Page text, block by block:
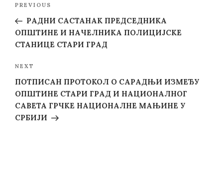
Previous
Post
PREVIOUS
РАДНИ САСТАНАК ПРЕДСЕДНИКА
ОПШТИНЕ И НАЧЕЛНИКА ПОЛИЦИЈСКЕ
СТАНИЦЕ СТАРИ ГРАД
Next
Post
NEXT
ПОТПИСАН ПРОТОКОЛ О САРАДЊИ ИЗМЕЂУ
ОПШТИНЕ СТАРИ ГРАД И НАЦИОНАЛНОГ
САВЕТА ГРЧКЕ НАЦИОНАЛНЕ МАЊИНЕ У
СРБИЈИ